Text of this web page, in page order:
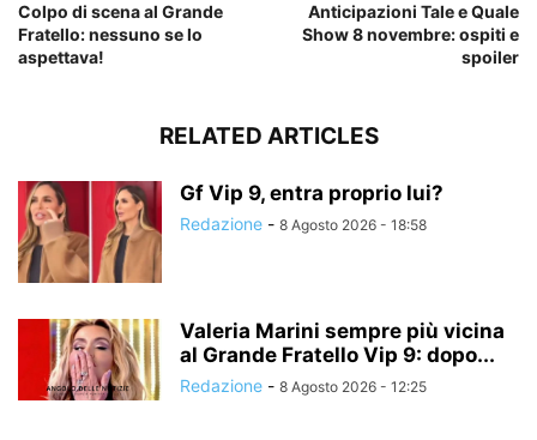
Colpo di scena al Grande
Fratello: nessuno se lo
aspettava!
Anticipazioni Tale e Quale
Show 8 novembre: ospiti e
spoiler
RELATED ARTICLES
Gf Vip 9, entra proprio lui?
Redazione - 8 Agosto 2026 - 18:58
Valeria Marini sempre più vicina
al Grande Fratello Vip 9: dopo...
Redazione - 8 Agosto 2026 - 12:25